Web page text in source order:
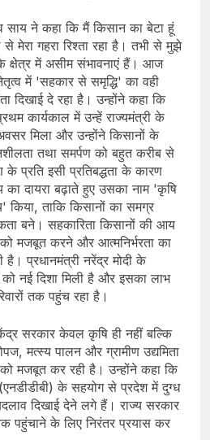
ने कहा कि मैं किसान का बेटा हूं
मेरा गहरा रिश्ता रहा है। तभी से मुझे
क्षेत्र में असीम संभावनाएं हैं। आज
में 'सहकार से समृद्धि' का वही
दिखाई दे रहा है। उन्होंने कहा कि
कार्यकाल में उन्हें राज्यमंत्री के
मिला और उन्होंने किसानों के
तथा समर्पण को बहुत करीब से
प्रति इसी प्रतिबद्धता के कारण
का दायरा बढ़ाते हुए उसका नाम 'कृषि
किया, ताकि किसानों का समग्र
बने। सहकारिता किसानों की आय
को मजबूत करने और आत्मनिर्भरता का
है। प्रधानमंत्री नरेंद्र मोदी के
को नई दिशा मिली है और इसका लाभ
तक पहुंच रहा है।
सरकार केवल कृषि ही नहीं बल्कि
मत्स्य पालन और ग्रामीण उद्यमिता
मजबूत कर रही है। उन्होंने कहा कि
(एनडीडीबी) के सहयोग से प्रदेश में दुग्ध
दिखाई देने लगे हैं। राज्य सरकार
पहुंचाने के लिए निरंतर प्रयास कर